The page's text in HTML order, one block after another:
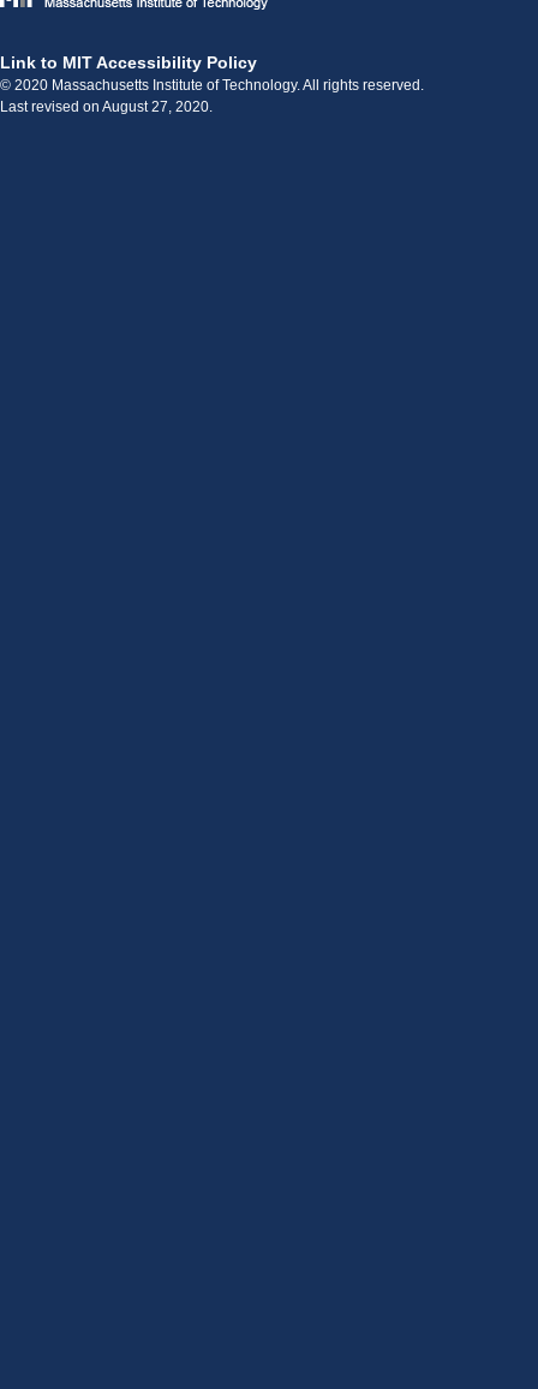
Link to MIT Accessibility Policy
© 2020 Massachusetts Institute of Technology. All rights reserved.
Last revised on August 27, 2020.